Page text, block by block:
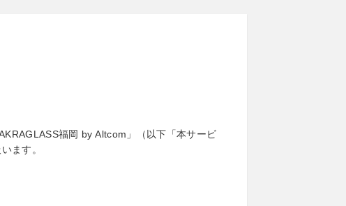
福岡 by Altcom」（以下「本サービ
ます。